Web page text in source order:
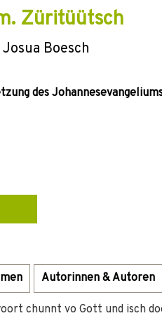
Züritüütsch
Boesch
des
Autorinnen & Autoren
chunnt vo Gott und isch